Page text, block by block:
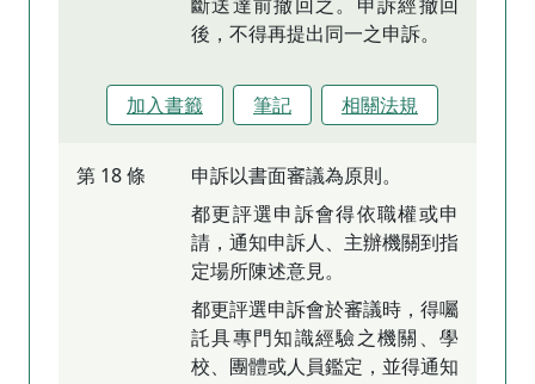
後，不得再提出同一之申訴。
加入書籤 筆記 相關法規
第 18 條
申訴以書面審議為原則。
都更評選申訴會得依職權或申
請，通知申訴人、主辦機關到指
定場所陳述意見。
都更評選申訴會於審議時，得囑
託具專門知識經驗之機關、學
校、團體或人員鑑定，並得通知